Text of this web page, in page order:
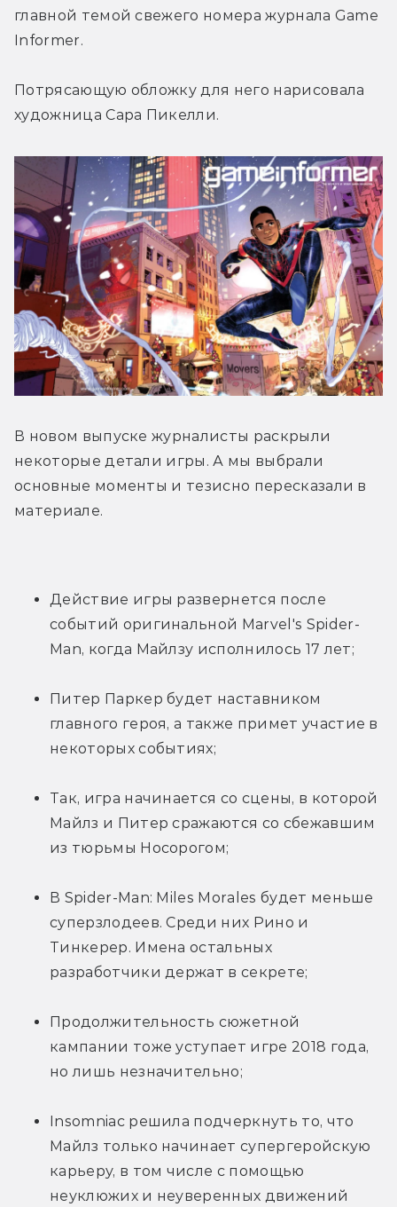
главной темой свежего номера журнала Game
Informer.
Потрясающую обложку для него нарисовала
художница Сара Пикелли.
В новом выпуске журналисты раскрыли
некоторые детали игры. А мы выбрали
основные моменты и тезисно пересказали в
материале.
Действие игры развернется после
событий оригинальной Marvel's Spider-
Man, когда Майлзу исполнилось 17 лет;
Питер Паркер будет наставником
главного героя, а также примет участие в
некоторых событиях;
Так, игра начинается со сцены, в которой
Майлз и Питер сражаются со сбежавшим
из тюрьмы Носорогом;
В Spider-Man: Miles Morales будет меньше
суперзлодеев. Среди них Рино и
Тинкерер. Имена остальных
разработчики держат в секрете;
Продолжительность сюжетной
кампании тоже уступает игре 2018 года,
но лишь незначительно;
Insomniac решила подчеркнуть то, что
Майлз только начинает супергеройскую
карьеру, в том числе с помощью
неуклюжих и неуверенных движений